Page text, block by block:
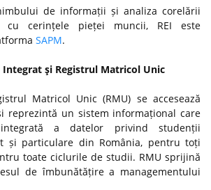
de informații și analiza corelării
cu cerințele pieței muncii, REI este
SAPM.
Integrat şi Registrul Matricol Unic
Matricol Unic (RMU) se accesează
reprezintă un sistem informațional care
a datelor privind studenții
și particulare din România, pentru toți
toate ciclurile de studii. RMU sprijină
de îmbunătățire a managementului